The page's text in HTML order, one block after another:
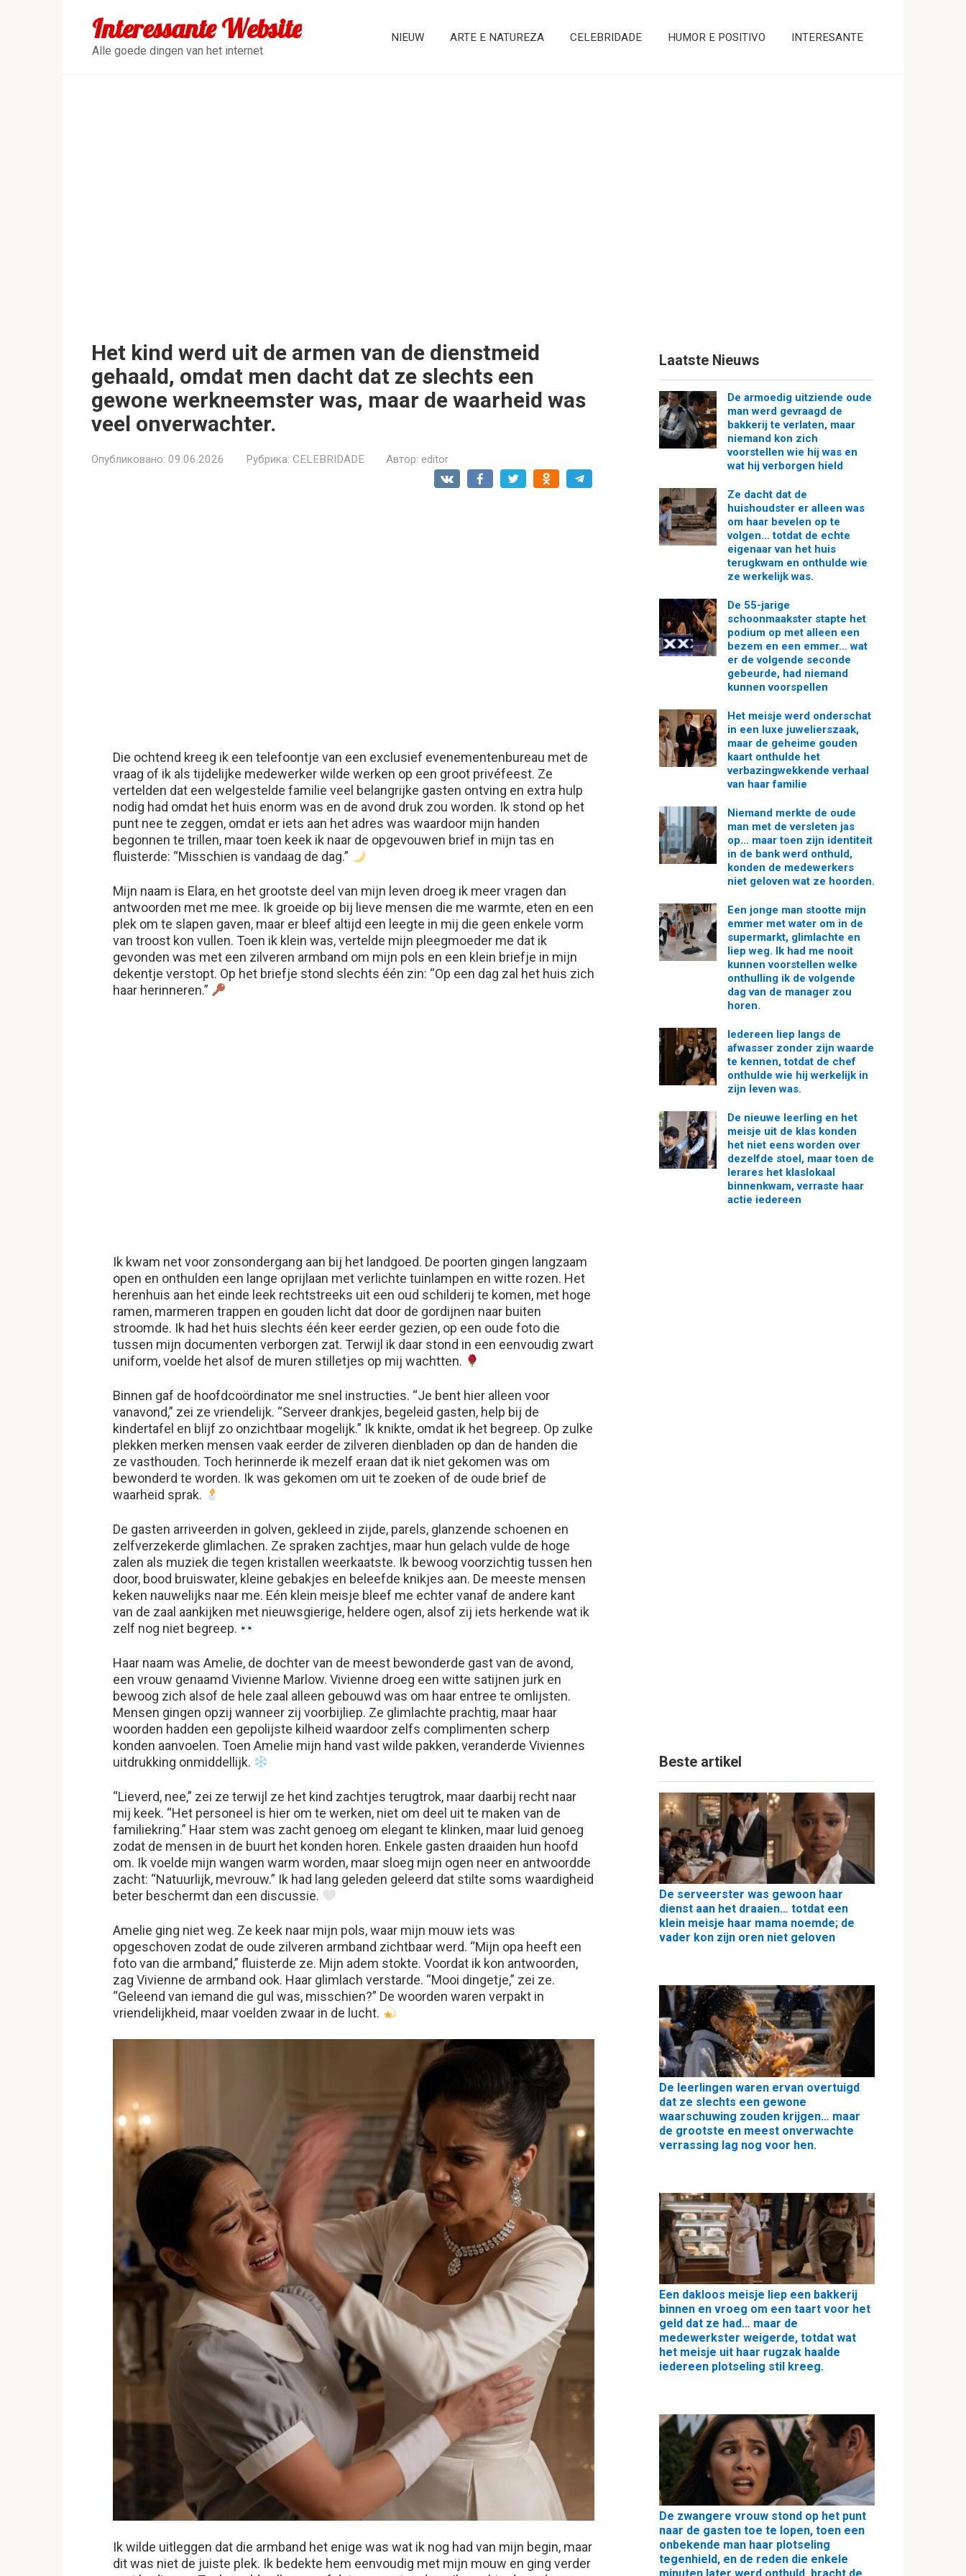
Interessante Website
Alle goede dingen van het internet
NIEUW ARTE E NATUREZA CELEBRIDADE HUMOR E POSITIVO INTERESANTE
Het kind werd uit de armen van de dienstmeid
gehaald, omdat men dacht dat ze slechts een
gewone werkneemster was, maar de waarheid was
veel onverwachter.
Опубликовано: 09.06.2026 Рубрика: CELEBRIDADE Автор: editor
Die ochtend kreeg ik een telefoontje van een exclusief evenementenbureau met de
vraag of ik als tijdelijke medewerker wilde werken op een groot privéfeest. Ze
vertelden dat een welgestelde familie veel belangrijke gasten ontving en extra hulp
nodig had omdat het huis enorm was en de avond druk zou worden. Ik stond op het
punt nee te zeggen, omdat er iets aan het adres was waardoor mijn handen
begonnen te trillen, maar toen keek ik naar de opgevouwen brief in mijn tas en
fluisterde: “Misschien is vandaag de dag.”
Mijn naam is Elara, en het grootste deel van mijn leven droeg ik meer vragen dan
antwoorden met me mee. Ik groeide op bij lieve mensen die me warmte, eten en een
plek om te slapen gaven, maar er bleef altijd een leegte in mij die geen enkele vorm
van troost kon vullen. Toen ik klein was, vertelde mijn pleegmoeder me dat ik
gevonden was met een zilveren armband om mijn pols en een klein briefje in mijn
dekentje verstopt. Op het briefje stond slechts één zin: “Op een dag zal het huis zich
haar herinneren.”
Ik kwam net voor zonsondergang aan bij het landgoed. De poorten gingen langzaam
open en onthulden een lange oprijlaan met verlichte tuinlampen en witte rozen. Het
herenhuis aan het einde leek rechtstreeks uit een oud schilderij te komen, met hoge
ramen, marmeren trappen en gouden licht dat door de gordijnen naar buiten
stroomde. Ik had het huis slechts één keer eerder gezien, op een oude foto die
tussen mijn documenten verborgen zat. Terwijl ik daar stond in een eenvoudig zwart
uniform, voelde het alsof de muren stilletjes op mij wachtten.
Binnen gaf de hoofdcoördinator me snel instructies. “Je bent hier alleen voor
vanavond,” zei ze vriendelijk. “Serveer drankjes, begeleid gasten, help bij de
kindertafel en blijf zo onzichtbaar mogelijk.” Ik knikte, omdat ik het begreep. Op zulke
plekken merken mensen vaak eerder de zilveren dienbladen op dan de handen die
ze vasthouden. Toch herinnerde ik mezelf eraan dat ik niet gekomen was om
bewonderd te worden. Ik was gekomen om uit te zoeken of de oude brief de
waarheid sprak.
De gasten arriveerden in golven, gekleed in zijde, parels, glanzende schoenen en
zelfverzekerde glimlachen. Ze spraken zachtjes, maar hun gelach vulde de hoge
zalen als muziek die tegen kristallen weerkaatste. Ik bewoog voorzichtig tussen hen
door, bood bruiswater, kleine gebakjes en beleefde knikjes aan. De meeste mensen
keken nauwelijks naar me. Eén klein meisje bleef me echter vanaf de andere kant
van de zaal aankijken met nieuwsgierige, heldere ogen, alsof zij iets herkende wat ik
zelf nog niet begreep.
Haar naam was Amelie, de dochter van de meest bewonderde gast van de avond,
een vrouw genaamd Vivienne Marlow. Vivienne droeg een witte satijnen jurk en
bewoog zich alsof de hele zaal alleen gebouwd was om haar entree te omlijsten.
Mensen gingen opzij wanneer zij voorbijliep. Ze glimlachte prachtig, maar haar
woorden hadden een gepolijste kilheid waardoor zelfs complimenten scherp
konden aanvoelen. Toen Amelie mijn hand vast wilde pakken, veranderde Viviennes
uitdrukking onmiddellijk.
“Lieverd, nee,” zei ze terwijl ze het kind zachtjes terugtrok, maar daarbij recht naar
mij keek. “Het personeel is hier om te werken, niet om deel uit te maken van de
familiekring.” Haar stem was zacht genoeg om elegant te klinken, maar luid genoeg
zodat de mensen in de buurt het konden horen. Enkele gasten draaiden hun hoofd
om. Ik voelde mijn wangen warm worden, maar sloeg mijn ogen neer en antwoordde
zacht: “Natuurlijk, mevrouw.” Ik had lang geleden geleerd dat stilte soms waardigheid
beter beschermt dan een discussie.
Amelie ging niet weg. Ze keek naar mijn pols, waar mijn mouw iets was
opgeschoven zodat de oude zilveren armband zichtbaar werd. “Mijn opa heeft een
foto van die armband,” fluisterde ze. Mijn adem stokte. Voordat ik kon antwoorden,
zag Vivienne de armband ook. Haar glimlach verstarde. “Mooi dingetje,” zei ze.
“Geleend van iemand die gul was, misschien?” De woorden waren verpakt in
vriendelijkheid, maar voelden zwaar in de lucht.
Ik wilde uitleggen dat die armband het enige was wat ik nog had van mijn begin, maar
dit was niet de juiste plek. Ik bedekte hem eenvoudig met mijn mouw en ging verder
Laatste Nieuws
De armoedig uitziende oude
man werd gevraagd de
bakkerij te verlaten, maar
niemand kon zich
voorstellen wie hij was en
wat hij verborgen hield
Ze dacht dat de
huishoudster er alleen was
om haar bevelen op te
volgen… totdat de echte
eigenaar van het huis
terugkwam en onthulde wie
ze werkelijk was.
De 55-jarige
schoonmaakster stapte het
podium op met alleen een
bezem en een emmer… wat
er de volgende seconde
gebeurde, had niemand
kunnen voorspellen
Het meisje werd onderschat
in een luxe juwelierszaak,
maar de geheime gouden
kaart onthulde het
verbazingwekkende verhaal
van haar familie
Niemand merkte de oude
man met de versleten jas
op… maar toen zijn identiteit
in de bank werd onthuld,
konden de medewerkers
niet geloven wat ze hoorden.
Een jonge man stootte mijn
emmer met water om in de
supermarkt, glimlachte en
liep weg. Ik had me nooit
kunnen voorstellen welke
onthulling ik de volgende
dag van de manager zou
horen.
Iedereen liep langs de
afwasser zonder zijn waarde
te kennen, totdat de chef
onthulde wie hij werkelijk in
zijn leven was.
De nieuwe leerling en het
meisje uit de klas konden
het niet eens worden over
dezelfde stoel, maar toen de
lerares het klaslokaal
binnenkwam, verraste haar
actie iedereen
Beste artikel
De serveerster was gewoon haar
dienst aan het draaien… totdat een
klein meisje haar mama noemde; de
vader kon zijn oren niet geloven
De leerlingen waren ervan overtuigd
dat ze slechts een gewone
waarschuwing zouden krijgen… maar
de grootste en meest onverwachte
verrassing lag nog voor hen.
Een dakloos meisje liep een bakkerij
binnen en vroeg om een taart voor het
geld dat ze had… maar de
medewerkster weigerde, totdat wat
het meisje uit haar rugzak haalde
iedereen plotseling stil kreeg.
De zwangere vrouw stond op het punt
naar de gasten toe te lopen, toen een
onbekende man haar plotseling
tegenhield, en de reden die enkele